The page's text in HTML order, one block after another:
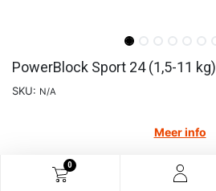
0
PowerBlock Sport 24 (1,5-11 kg)
SKU: N/A
Meer info
197,52